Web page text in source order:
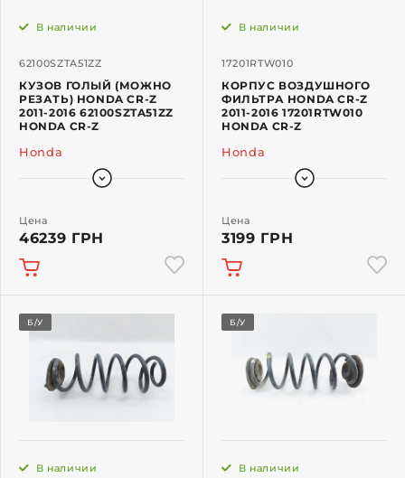
62100SZTA51ZZ
В наличии
КУЗОВ ГОЛЫЙ (МОЖНО
РЕЗАТЬ) HONDA CR-Z
2011-2016 62100SZTA51ZZ
HONDA CR-Z
Honda
Цена
46239 ГРН
17201RTW010
В наличии
КОРПУС ВОЗДУШНОГО
ФИЛЬТРА HONDA CR-Z
2011-2016 17201RTW010
HONDA CR-Z
Honda
Цена
3199 ГРН
Б/У
В наличии
Б/У
В наличии